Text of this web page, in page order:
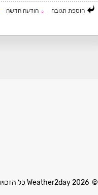
הוספת תגובה ☼ הודעה חדשה
© 2026 Weather2day כל הזכויות שמורות